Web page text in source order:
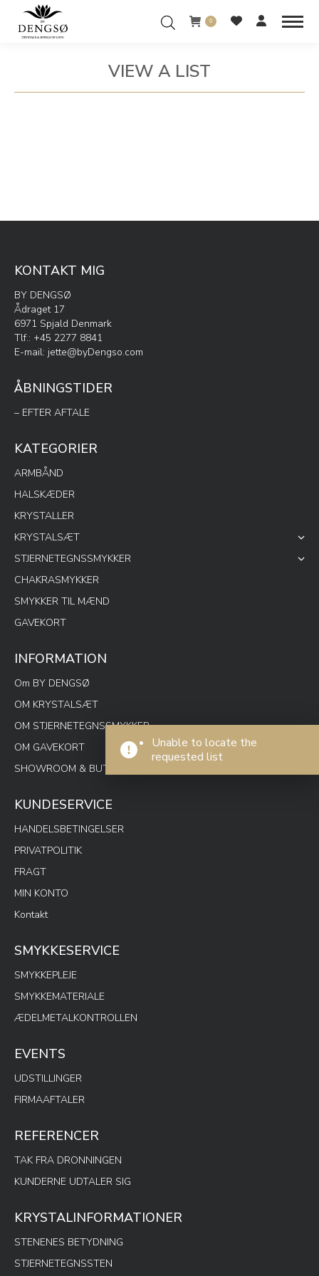
0
VIEW A LIST
You are here:
Unable to locate the
requested list
KONTAKT MIG
BY DENGSØ
Ådraget 17
6971 Spjald Denmark
Tlf.: +45 2277 8841
E-mail: jette@byDengso.com
ÅBNINGSTIDER
– EFTER AFTALE
KATEGORIER
ARMBÅND
HALSKÆDER
KRYSTALLER
KRYSTALSÆT
STJERNETEGNSSMYKKER
CHAKRASMYKKER
SMYKKER TIL MÆND
GAVEKORT
INFORMATION
Om BY DENGSØ
OM KRYSTALSÆT
OM STJERNETEGNSSMYKKER
OM GAVEKORT
SHOWROOM & BUTIK SPOTON
KUNDESERVICE
HANDELSBETINGELSER
PRIVATPOLITIK
FRAGT
MIN KONTO
Kontakt
SMYKKESERVICE
SMYKKEPLEJE
SMYKKEMATERIALE
ÆDELMETALKONTROLLEN
EVENTS
UDSTILLINGER
FIRMAAFTALER
REFERENCER
TAK FRA DRONNINGEN
KUNDERNE UDTALER SIG
KRYSTALINFORMATIONER
STENENES BETYDNING
STJERNETEGNSSTEN